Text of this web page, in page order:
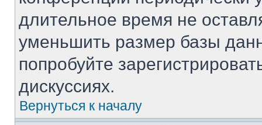
длительное время не
уменьшить размер базы
попробуйте
дискуссиях.
Вернуться к началу